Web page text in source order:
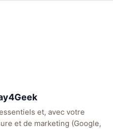
et, avec votre
et de marketing (Google,